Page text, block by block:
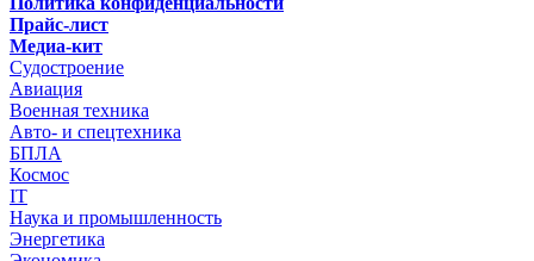
Прайс-лист
Медиа-кит
Судостроение
Авиация
Военная техника
Авто- и спецтехника
БПЛА
Космос
IT
Наука и промышленность
Энергетика